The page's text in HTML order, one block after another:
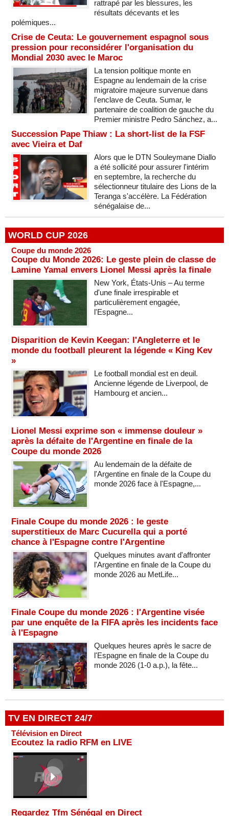
rattrapé par les blessures, les
résultats décevants et les
polémiques...
Crise de Ceuta: Le gouvernement espagnol sous
pression pour reconsidérer l'organisation du
Mondial 2030 avec le Maroc
La tension politique monte en
Espagne au lendemain de la crise
migratoire majeure survenue dans
l'enclave de Ceuta. Sumar, le
partenaire de coalition de gauche du
Premier ministre Pedro Sánchez, a...
Succession Pape Thiaw : La short-list de la FSF
avec Vieira et Daf
Alors que le DTN Souleymane Diallo
a été sollicité pour assurer l'intérim
en septembre, la recherche du
sélectionneur titulaire des Lions de la
Teranga s'accélère. La Fédération
sénégalaise de...
WORLD CUP 2026
Coupe du monde 2026
Coupe du Monde 2026: Le geste plein de classe de
Lamine Yamal envers Lionel Messi après la finale
New York, États-Unis – Au terme
d'une finale irrespirable et
particulièrement engagée,
l'Espagne...
Disparition de Kevin Keegan: l'Angleterre et le
monde du football pleurent la légende « King Kev
»
Le football mondial est en deuil.
Ancienne légende de Liverpool, de
Hambourg et ancien...
Lionel Messi exprime son « immense douleur »
après la défaite de l'Argentine en finale de la
Coupe du monde 2026
Au lendemain de la défaite de
l'Argentine en finale de la Coupe du
monde 2026 face à l'Espagne,...
Finale Coupe du monde 2026 : le geste
superstitieux de Marc Cucurella qui a porté
chance à l'Espagne contre l'Argentine
Quelques minutes avant d'affronter
l'Argentine en finale de la Coupe du
monde 2026 au MetLife...
Finale Coupe du monde 2026 : l'Argentine visée
par une enquête de la FIFA après les incidents face
à l'Espagne
Quelques heures après le sacre de
l'Espagne en finale de la Coupe du
monde 2026 (1-0 a.p.), la fête...
TV EN DIRECT 24/7
Télévision en Direct
Ecoutez la radio RFM en LIVE
Regardez Tfm Sénégal en Direct